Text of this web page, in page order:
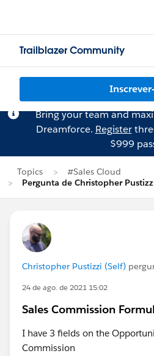
Trailblazer Community
Bring your team and
Dreamforce. Register
$999
Topics
#Sales Cloud
Pergunta de Christopher
Christopher Pustizzi (Self)
24 de ago. de 2021 15:02
Sales Commission
I have 3 fields on the
Commission